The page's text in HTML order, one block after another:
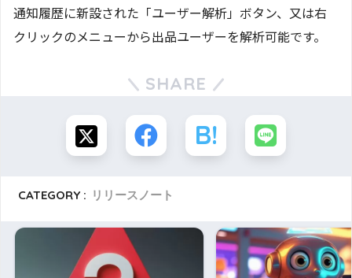
通知履歴に新設された「ユーザー解析」ボタン、又は右
クリックのメニューから出品ユーザーを解析可能です。
SHARE
CATEGORY : リリースノート